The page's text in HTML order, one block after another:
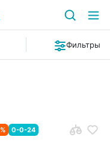
Фильтры
% 0-0-24